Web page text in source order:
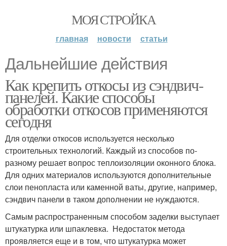
МОЯ СТРОЙКА
главная новости статьи
Дальнейшие действия
Как крепить откосы из сэндвич-
панелей. Какие способы
обработки откосов применяются
сегодня
Для отделки откосов используется несколько
строительных технологий. Каждый из способов по-
разному решает вопрос теплоизоляции оконного блока.
Для одних материалов используются дополнительные
слои пенопласта или каменной ваты, другие, например,
сэндвич панели в таком дополнении не нуждаются.
Самым распространенным способом заделки выступает
штукатурка или шпаклевка. Недостаток метода
проявляется еще и в том, что штукатурка может